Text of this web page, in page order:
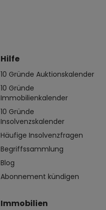
Hilfe
10 Gründe Auktionskalender
10 Gründe
Immobilienkalender
10 Gründe
Insolvenzskalender
Häufige Insolvenzfragen
Begriffssammlung
Blog
Abonnement kündigen
Immobilien